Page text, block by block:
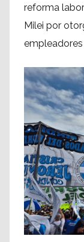
reforma
Milei por
empleadores